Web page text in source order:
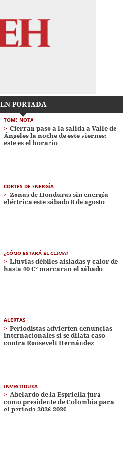
EN PORTADA
TOME NOTA
Cierran paso a la salida a Valle de
Ángeles la noche de este viernes:
este es el horario
CORTES DE ENERGÍA
Zonas de Honduras sin energía
eléctrica este sábado 8 de agosto
¿CÓMO ESTARÁ EL CLIMA?
Lluvias débiles aisladas y calor de
hasta 40 C° marcarán el sábado
ALERTAS
Periodistas advierten denuncias
internacionales si se dilata caso
contra Roosevelt Hernández
INVESTIDURA
Abelardo de la Espriella jura
como presidente de Colombia para
el periodo 2026-2030